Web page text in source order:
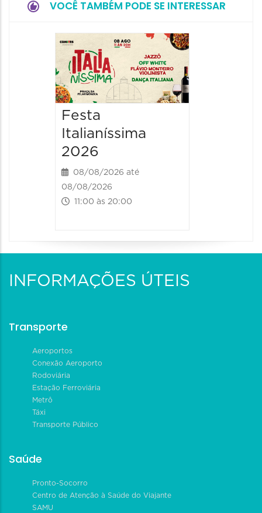
VOCÊ TAMBÉM PODE SE INTERESSAR
Festa
Italianíssima
2026
08/08/2026 até
08/08/2026
11:00 às 20:00
INFORMAÇÕES ÚTEIS
Transporte
Aeroportos
Conexão Aeroporto
Rodoviária
Estação Ferroviária
Metrô
Táxi
Transporte Público
Saúde
Pronto-Socorro
Centro de Atenção à Saúde do Viajante
SAMU